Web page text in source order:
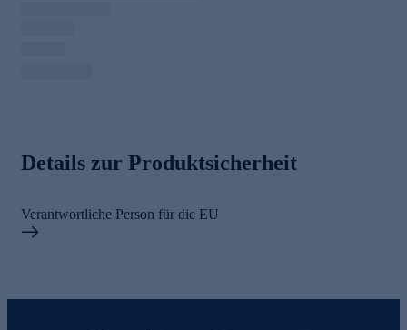
Details zur Produktsicherheit
Verantwortliche Person für die EU